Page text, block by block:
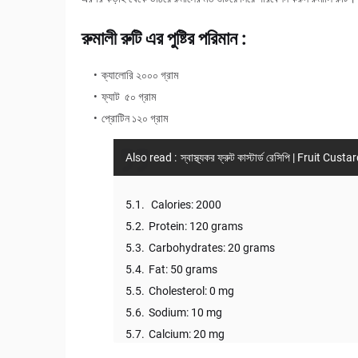
রুমালী রুটি এর পুষ্টির পরিমান :
ক্যালোরি ২০০০ গ্রাম
ফ্যাট ৫০ গ্রাম
প্রোটিন ১২০ গ্রাম
Also read : স্বাস্থ্যকর ফ্রুট কাস্টার্ড রেসিপি | Fruit
Calories: 2000
Protein: 120 grams
Carbohydrates: 20 grams
Fat: 50 grams
Cholesterol: 0 mg
Sodium: 10 mg
Calcium: 20 mg